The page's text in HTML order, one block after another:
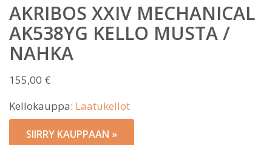
AKRIBOS XXIV MECHANICAL
AK538YG KELLO MUSTA /
NAHKA
155,00 €
Kellokauppa: Laatukellot
SIIRRY KAUPPAAN »